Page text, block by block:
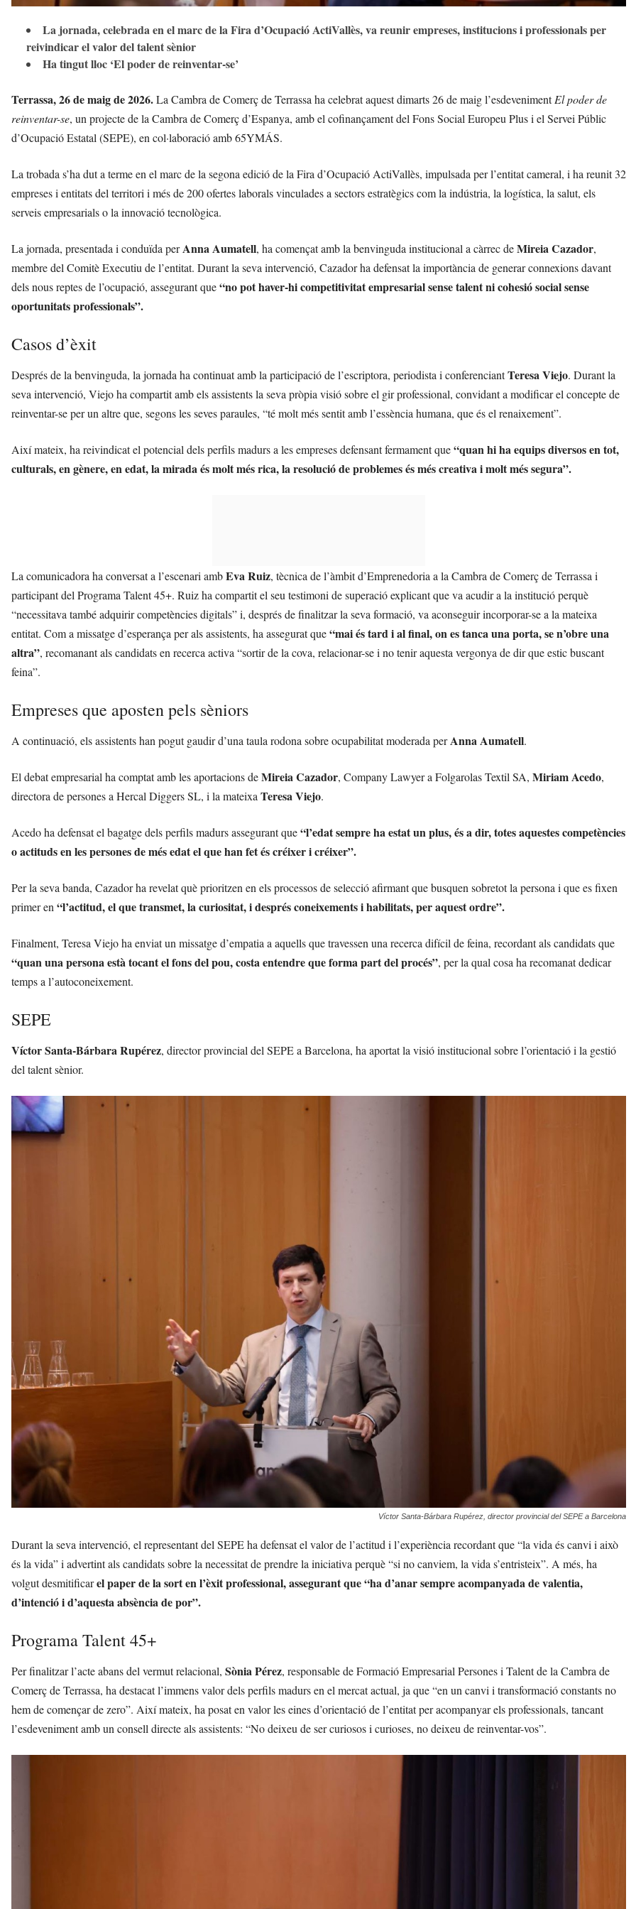
La jornada, celebrada en el marc de la Fira d’Ocupació ActiVallès, va reunir empreses, institucions i professionals per
reivindicar el valor del talent sènior
Ha tingut lloc ‘El poder de reinventar-se’
Terrassa, 26 de maig de 2026.La Cambra de Comerç de Terrassa ha celebrat aquest dimarts 26 de maig l’esdevenimentEl poder de
reinventar-se, un projecte de la Cambra de Comerç d’Espanya, amb el cofinançament del Fons Social Europeu Plus i el Servei Públic
d’Ocupació Estatal (SEPE), en col·laboració amb 65YMÁS.
La trobada s’ha dut a terme en el marc de la segona edició de la Fira d’Ocupació ActiVallès, impulsada per l’entitat cameral, i ha reunit 32
empreses i entitats del territori i més de 200 ofertes laborals vinculades a sectors estratègics com la indústria, la logística, la salut, els
serveis empresarials o la innovació tecnològica.
La jornada, presentada i conduïda perAnna Aumatell, ha començat amb la benvinguda institucional a càrrec deMireia Cazador,
membre del Comitè Executiu de l’entitat. Durant la seva intervenció, Cazador ha defensat la importància de generar connexions davant
dels nous reptes de l’ocupació, assegurant que“no pot haver-hi competitivitat empresarial sense talent ni cohesió social sense
oportunitats professionals”.
Casos d’èxit
Després de la benvinguda, la jornada ha continuat amb la participació de l’escriptora, periodista i conferenciantTeresa Viejo. Durant la
seva intervenció, Viejo ha compartit amb els assistents la seva pròpia visió sobre el gir professional, convidant a modificar el concepte de
reinventar-se per un altre que, segons les seves paraules, “té molt més sentit amb l’essència humana, que és el renaixement”.
Així mateix, ha reivindicat el potencial dels perfils madurs a les empreses defensant fermament que“quan hi ha equips diversos en tot,
culturals, en gènere, en edat, la mirada és molt més rica, la resolució de problemes és més creativa i molt més segura”.
La comunicadora ha conversat a l’escenari ambEva Ruiz, tècnica de l’àmbit d’Emprenedoria a la Cambra de Comerç de Terrassa i
participant del Programa Talent 45+. Ruiz ha compartit el seu testimoni de superació explicant que va acudir a la institució perquè
“necessitava també adquirir competències digitals” i, després de finalitzar la seva formació, va aconseguir incorporar-se a la mateixa
entitat. Com a missatge d’esperança per als assistents, ha assegurat que“mai és tard i al final, on es tanca una porta, se n’obre una
altra”, recomanant als candidats en recerca activa “sortir de la cova, relacionar-se i no tenir aquesta vergonya de dir que estic buscant
feina”.
Empreses que aposten pels sèniors
A continuació, els assistents han pogut gaudir d’una taula rodona sobre ocupabilitat moderada perAnna Aumatell.
El debat empresarial ha comptat amb les aportacions deMireia Cazador, Company Lawyer a Folgarolas Textil SA, Miriam Acedo,
directora de persones a Hercal Diggers SL, i la mateixaTeresa Viejo.
Acedo ha defensat el bagatge dels perfils madurs assegurant que“l’edat sempre ha estat un plus, és a dir, totes aquestes competències
o actituds en les persones de més edat el que han fet és créixer i créixer”.
Per la seva banda, Cazador ha revelat què prioritzen en els processos de selecció afirmant que busquen sobretot la persona i que es fixen
primer en“l’actitud, el que transmet, la curiositat, i després coneixements i habilitats, per aquest ordre”.
Finalment, Teresa Viejo ha enviat un missatge d’empatia a aquells que travessen una recerca difícil de feina, recordant als candidats que
“quan una persona està tocant el fons del pou, costa entendre que forma part del procés”, per la qual cosa ha recomanat dedicar
temps a l’autoconeixement.
SEPE
Víctor Santa-Bárbara Rupérez, director provincial del SEPE a Barcelona, ha aportat la visió institucional sobre l’orientació i la gestió
del talent sènior.
Víctor Santa-Bárbara Rupérez, director provincial del SEPE a Barcelona
Durant la seva intervenció, el representant del SEPE ha defensat el valor de l’actitud i l’experiència recordant que “la vida és canvi i això
és la vida” i advertint als candidats sobre la necessitat de prendre la iniciativa perquè “si no canviem, la vida s’entristeix”. A més, ha
volgut desmitificarel paper de la sort en l’èxit professional, assegurant que “ha d’anar sempre acompanyada de valentia,
d’intenció i d’aquesta absència de por”.
Programa Talent 45+
Per finalitzar l’acte abans del vermut relacional, Sònia Pérez, responsable de Formació Empresarial Persones i Talent de la Cambra de
Comerç de Terrassa, ha destacat l’immens valor dels perfils madurs en el mercat actual, ja que “en un canvi i transformació constants no
hem de començar de zero”. Així mateix, ha posat en valor les eines d’orientació de l’entitat per acompanyar els professionals, tancant
l’esdeveniment amb un consell directe als assistents: “No deixeu de ser curiosos i curioses, no deixeu de reinventar-vos”.